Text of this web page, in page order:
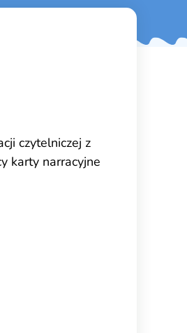
czytelniczej z
karty narracyjne